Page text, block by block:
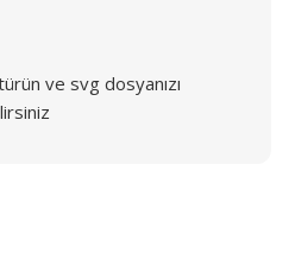
ve svg dosyanızı